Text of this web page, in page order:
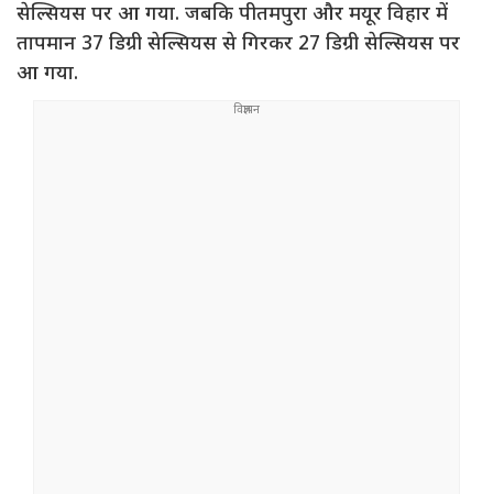
सेल्सियस पर आ गया. जबकि पीतमपुरा और मयूर विहार में
तापमान 37 डिग्री सेल्सियस से गिरकर 27 डिग्री सेल्सियस पर
आ गया.